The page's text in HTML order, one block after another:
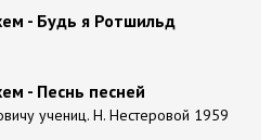
- Будь я Ротшильд
- Песнь песней
учениц. Н. Нестеровой 1959